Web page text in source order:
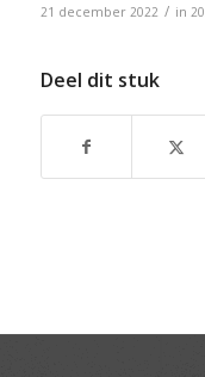
21 december 2022 / in
Deel dit stuk